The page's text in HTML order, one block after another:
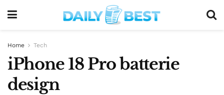
Home Tech
iPhone 18 Pro batterie
design